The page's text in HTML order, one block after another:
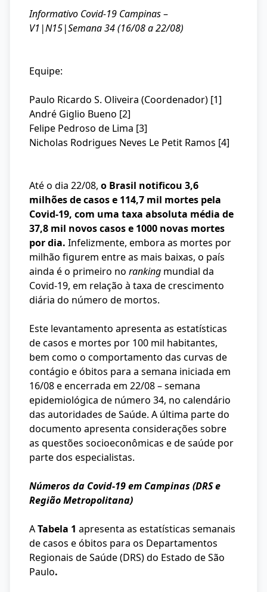
Informativo Covid-19 Campinas–
V1|N15|Semana 34 (16/08 a 22/08)
Equipe:
Paulo Ricardo S. Oliveira (Coordenador) [1]
André Giglio Bueno [2]
Felipe Pedroso de Lima [3]
Nicholas Rodrigues Neves Le Petit Ramos [4]
Até o dia 22/08, o Brasil notificou 3,6
milhões de casos e 114,7 mil mortes pela
Covid-19, com uma taxa absoluta média de
37,8 mil novos casos e 1000 novas mortes
por dia. Infelizmente, embora as mortes por
milhão figurem entre as mais baixas, o país
ainda é o primeiro no ranking mundial da
Covid-19, em relação à taxa de crescimento
diária do número de mortos.
Este levantamento apresenta as estatísticas
de casos e mortes por 100 mil habitantes,
bem como o comportamento das curvas de
contágio e óbitos para a semana iniciada em
16/08 e encerrada em 22/08 – semana
epidemiológica de número 34, no calendário
das autoridades de Saúde. A última parte do
documento apresenta considerações sobre
as questões socioeconômicas e de saúde por
parte dos especialistas.
Números da Covid-19 em Campinas (DRS e
Região Metropolitana)
ATabela 1 apresenta as estatísticas semanais
de casos e óbitos para os Departamentos
Regionais de Saúde (DRS) do Estado de São
Paulo.